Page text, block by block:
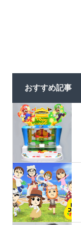
おすすめ記事